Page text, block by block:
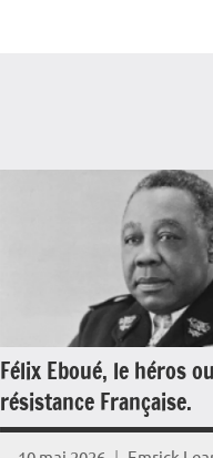
Félix Eboué, le héros
résistance Française.